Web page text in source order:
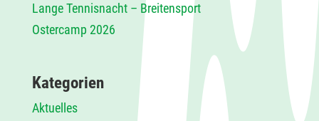
Lange Tennisnacht – Breitensport
Ostercamp 2026
Kategorien
Aktuelles